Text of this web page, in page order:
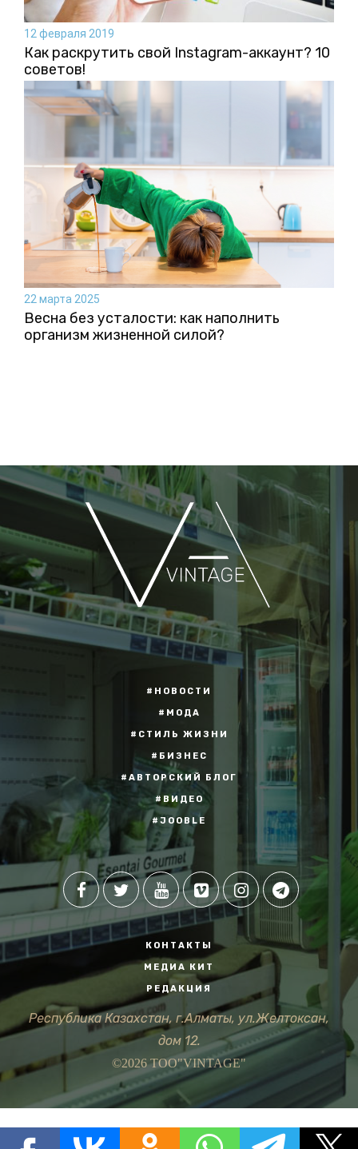
12 февраля 2019
Как раскрутить свой Instagram-аккаунт? 10
советов!
22 марта 2025
Весна без усталости: как наполнить
организм жизненной силой?
#НОВОСТИ
#МОДА
#СТИЛЬ ЖИЗНИ
#БИЗНЕС
#АВТОРСКИЙ БЛОГ
#ВИДЕО
#JOOBLE
КОНТАКТЫ
МЕДИА КИТ
РЕДАКЦИЯ
Республика Казахстан, г.Алматы, ул.Желтоксан,
дом 12.
©2026 ТОО"VINTAGE"